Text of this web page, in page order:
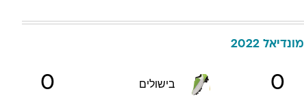
מונדיאל 2022
0 בישולים 0